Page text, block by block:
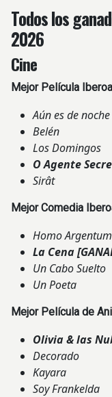
Todos los
2026
Cine
Mejor Película
Aún es de
Belén
Los Domingos
O Agente
Sirât
Mejor Comedia
Homo Argentum
La Cena
Un Cabo Suelto
Un Poeta
Mejor Película de
Olivia & las
Decorado
Kayara
Soy Frankelda